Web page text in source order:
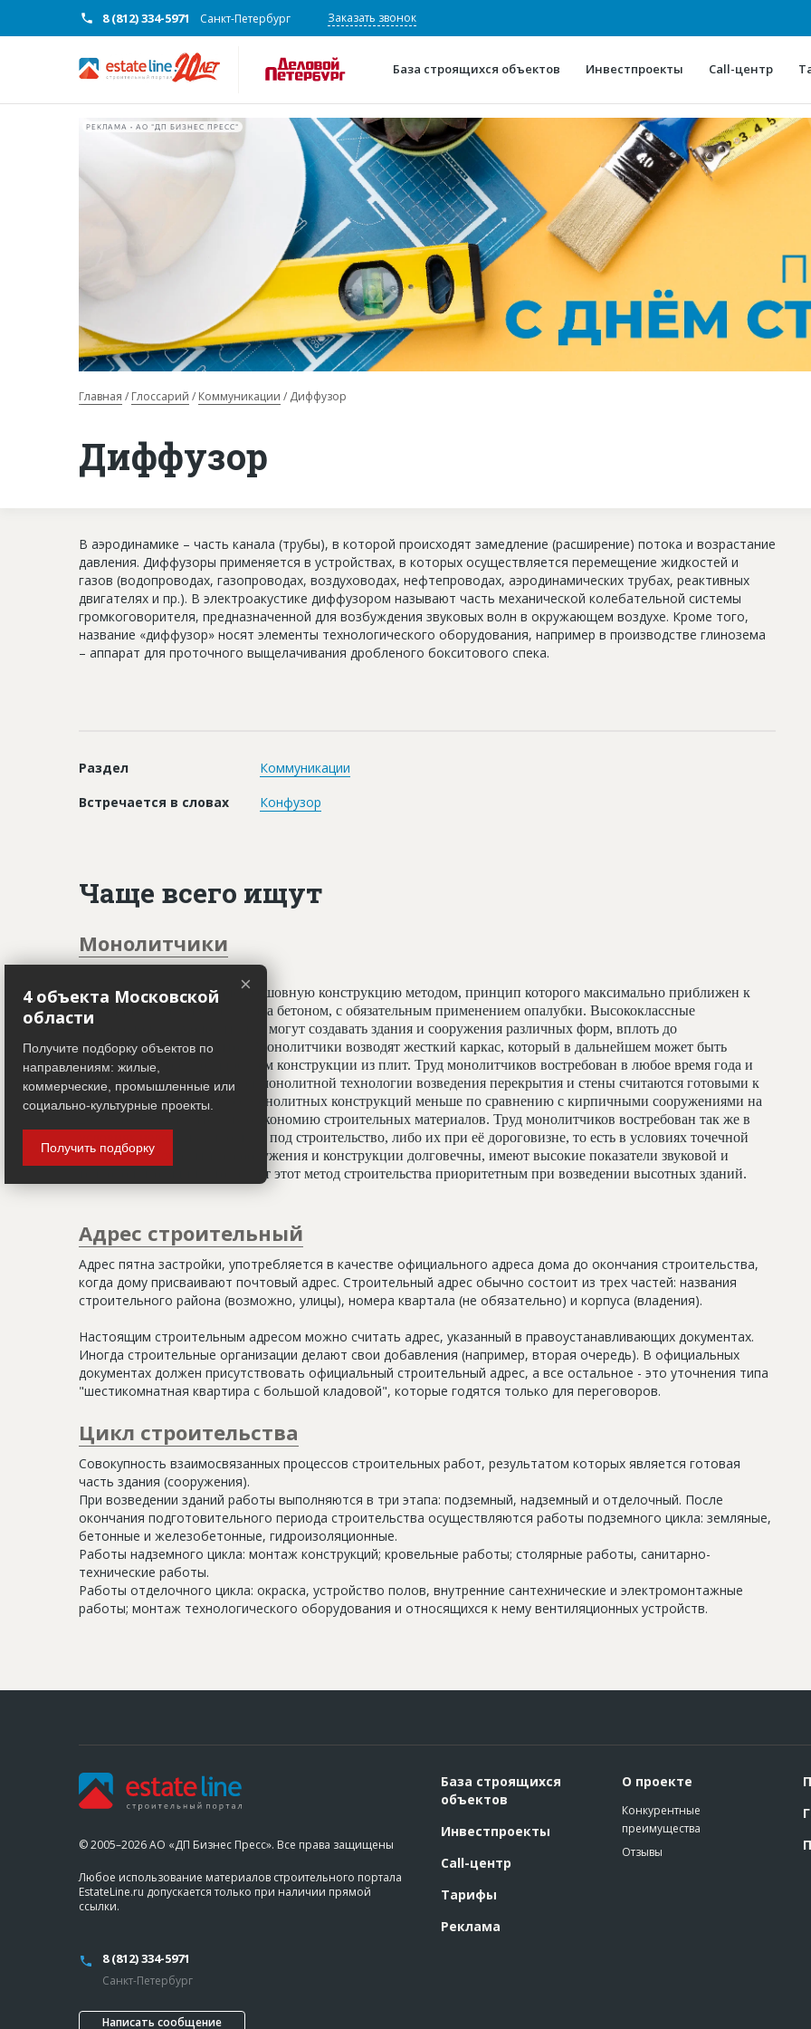
8 (812) 334-5971 Санкт-Петербург Заказать звонок
База строящихся объектов Инвестпроекты Call-центр
О проекте
Конкурентные
Горячие
Глоссарий
РЕКЛАМА • АО "ДП БИЗНЕС ПРЕСС"
Главная Глоссарий Коммуникации Диффузор
Диффузор
В аэродинамике – часть канала (трубы), в которой происходят замедление (расширение) потока и возрастание
давления. Диффузоры применяется в устройствах, в которых осуществляется перемещение жидкостей и
газов (водопроводах, газопроводах, воздуховодах, нефтепроводах, аэродинамических трубах, реактивных
двигателях и пр.). В электроакустике диффузором называют часть механической колебательной системы
громкоговорителя, предназначенной для возбуждения звуковых волн в окружающем воздухе. Кроме того,
название «диффузор» носят элементы технологического оборудования, например в производстве глинозема
– аппарат для проточного выщелачивания дробленого бокситового спека.
Раздел
Коммуникации
Встречается в словах
Конфузор
Чаще всего ищут
Монолитчики
Специалисты, создающие бесшовную конструкцию методом, принцип которого максимально приближен к
принципу заливки фундамента бетоном, с обязательным применением опалубки. Высококлассные
профессионалы-монолитчики могут создавать здания и сооружения различных форм, вплоть до
криволинейных элементов. Монолитчики возводят жесткий каркас, который в дальнейшем может быть
использован гораздо шире, чем конструкции из плит. Труд монолитчиков востребован в любое время года и
считается всесезонным. При монолитной технологии возведения перекрытия и стены считаются готовыми к
отделочным работам, а вес монолитных конструкций меньше по сравнению с кирпичными сооружениями на
20%, что даёт значительную экономию строительных материалов. Труд монолитчиков востребован так же в
условиях недостатка площади под строительство, либо их при её дороговизне, то есть в условиях точечной
застройки. Монолитные сооружения и конструкции долговечны, имеют высокие показатели звуковой и
тепловой изоляции, что делает этот метод строительства приоритетным при возведении высотных зданий.
Адрес строительный
Адрес пятна застройки, употребляется в качестве официального адреса дома до окончания строительства,
когда дому присваивают почтовый адрес. Строительный адрес обычно состоит из трех частей: названия
строительного района (возможно, улицы), номера квартала (не обязательно) и корпуса (владения).
Настоящим строительным адресом можно считать адрес, указанный в правоустанавливающих документах.
Иногда строительные организации делают свои добавления (например, вторая очередь). В официальных
документах должен присутствовать официальный строительный адрес, а все остальное - это уточнения типа
"шестикомнатная квартира с большой кладовой", которые годятся только для переговоров.
Цикл строительства
Совокупность взаимосвязанных процессов строительных работ, результатом которых является готовая
часть здания (сооружения).
При возведении зданий работы выполняются в три этапа: подземный, надземный и отделочный. После
окончания подготовительного периода строительства осуществляются работы подземного цикла: земляные,
бетонные и железобетонные, гидроизоляционные.
Работы надземного цикла: монтаж конструкций; кровельные работы; столярные работы, санитарно-
технические работы.
Работы отделочного цикла: окраска, устройство полов, внутренние сантехнические и электромонтажные
работы; монтаж технологического оборудования и относящихся к нему вентиляционных устройств.
© 2005–2026 АО «ДП Бизнес Пресс». Все права защищены
Любое использование материалов строительного портала
EstateLine.ru допускается только при наличии прямой
ссылки.
8 (812) 334-5971
Санкт-Петербург
Написать сообщение
База строящихся
объектов
Инвестпроекты
Call-центр
Тарифы
Реклама
О проекте
Конкурентные
преимущества
Отзывы
×
4 объекта Московской
области
Получите подборку объектов по
направлениям: жилые,
коммерческие, промышленные или
социально-культурные проекты.
Получить подборку